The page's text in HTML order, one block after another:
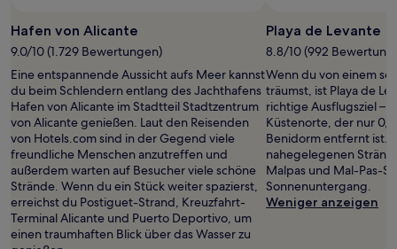
Hafen von Alicante
9.0/10 (1.729 Bewertungen)
Eine entspannende Aussicht aufs Meer kannst
du beim Schlendern entlang des Jachthafens
Hafen von Alicante im Stadtteil Stadtzentrum
von Alicante genießen. Laut den Reisenden
von Hotels.com sind in der Gegend viele
freundliche Menschen anzutreffen und
außerdem warten auf Besucher viele schöne
Strände. Wenn du ein Stück weiter spazierst,
erreichst du Postiguet-Strand, Kreuzfahrt-
Terminal Alicante und Puerto Deportivo, um
einen traumhaften Blick über das Wasser zu
Playa de Levante
8.8/10 (992
Wenn du von einem
träumst, ist Playa de
richtige Ausflugsziel –
Küstenorte, der nur
Benidorm entfernt ist.
nahegelegenen
Malpas und Mal-Pas-
Sonnenuntergang.
Weniger anzeigen